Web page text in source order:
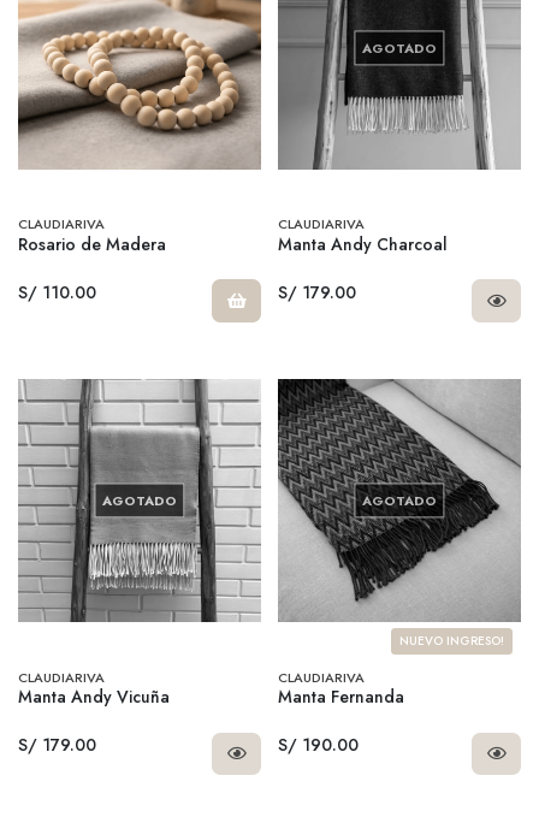
CLAUDIARIVA
Rosario de Madera
S/ 110.00
AGOTADO
CLAUDIARIVA
Manta Andy Charcoal
S/ 179.00
AGOTADO
CLAUDIARIVA
Manta Andy Vicuña
S/ 179.00
AGOTADO
NUEVO INGRESO!
CLAUDIARIVA
Manta Fernanda
S/ 190.00